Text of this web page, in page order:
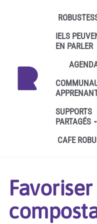
Aller au contenu principal
IELS
EN PARLER
SUPPORTS
PARTAGÉS
CAFE